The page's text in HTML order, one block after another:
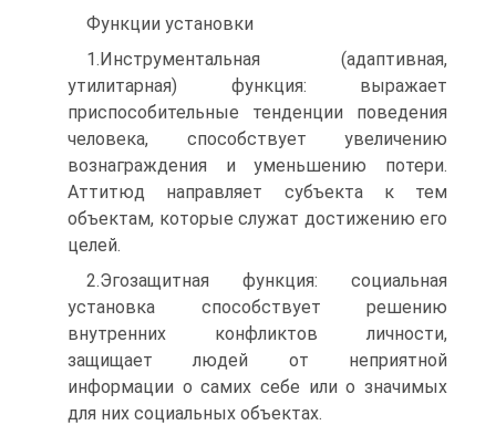
Функции установки
1.Инструментальная (адаптивная,
утилитарная) функция: выражает
приспособительные тенденции поведения
человека, способствует увеличению
вознаграждения и уменьшению потери.
Аттитюд направляет субъекта к тем
объектам, которые служат достижению его
целей.
2.Эгозащитная функция: социальная
установка способствует решению
внутренних конфликтов личности,
защищает людей от неприятной
информации о самих себе или о значимых
для них социальных объектах.